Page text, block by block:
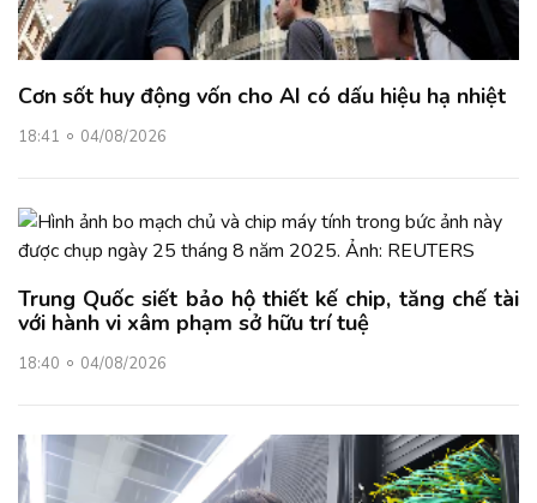
Cơn sốt huy động vốn cho AI có dấu hiệu hạ nhiệt
18:41 04/08/2026
Trung Quốc siết bảo hộ thiết kế chip, tăng chế tài
với hành vi xâm phạm sở hữu trí tuệ
18:40 04/08/2026